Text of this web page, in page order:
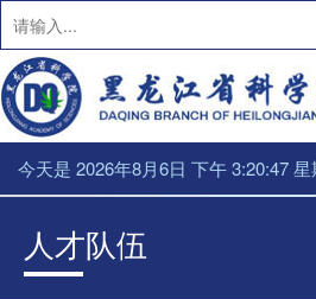
今天是 2026年8月6日 下午 3:20:47 星
人才队伍